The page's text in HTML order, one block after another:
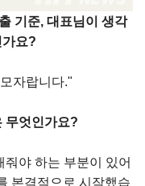
기준, 대표님이 생각
요?
자랍니다."
무엇인가요?
야 하는 부분이 있어
본격적으로 시작했습